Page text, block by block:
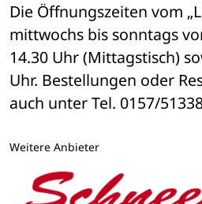
Die Öffnungszeiten vom
mittwochs bis sonntags
14.30 Uhr (Mittagstisch)
Uhr. Bestellungen oder
auch unter Tel. 0157/
Weitere Anbieter